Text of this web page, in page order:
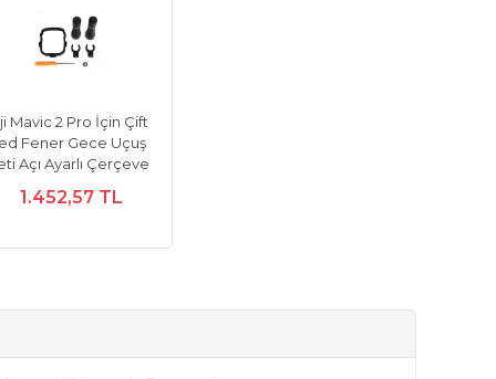
Mavic 2 Pro İçin Çift
Fener Gece Uçuş
Açı Ayarlı Çerçeve
1.452,57 TL